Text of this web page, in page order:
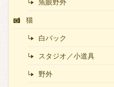
魚眼野外
猫
白バック
スタジオ／小道具
野外